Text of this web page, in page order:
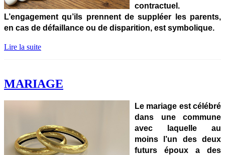
contractuel.
L’engagement qu’ils prennent de suppléer les parents,
en cas de défaillance ou de disparition, est symbolique.
Lire la suite
MARIAGE
Le mariage est célébré
dans une commune
avec laquelle au
moins l’un des deux
futurs époux a des